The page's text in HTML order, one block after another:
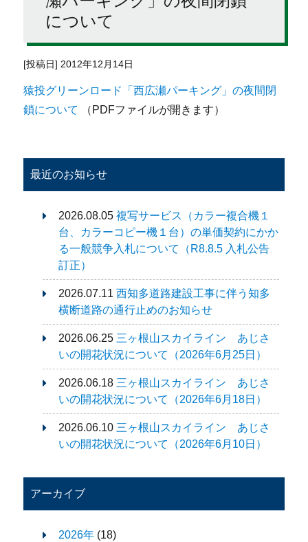
について
[投稿日] 2012年12月14日
猿投グリーンロード「西広瀬パーキング」の夜間閉
鎖について
（PDFファイルが開きます）
最近のお知らせ
2026.08.05 複写サービス（カラー複合機１
台、カラーコピー機１台）の単価契約にかか
る一般競争入札について（R8.8.5 入札公告
訂正）
2026.07.11 西知多道路建設工事に伴う知多
横断道路の通行止めのお知らせ
2026.06.25 三ヶ根山スカイライン あじさ
いの開花状況について（2026年6月25日）
2026.06.18 三ヶ根山スカイライン あじさ
いの開花状況について（2026年6月18日）
2026.06.10 三ヶ根山スカイライン あじさ
いの開花状況について（2026年6月10日）
アーカイブ
2026年(18)